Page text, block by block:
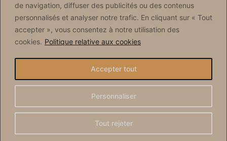
de navigation, diffuser des publicités ou des contenus
personnalisés et analyser notre trafic. En cliquant sur « Tout
accepter », vous consentez à notre utilisation des
cookies. Politique relative aux cookies
Personnaliser
Tout rejeter
Accepter tout
Formulaire de contact
Réseaux sociaux
X (Twitter)
Connexion·Mentions légales·Politique de confidentialité·
· CINPA 2024 Tous droits réservés